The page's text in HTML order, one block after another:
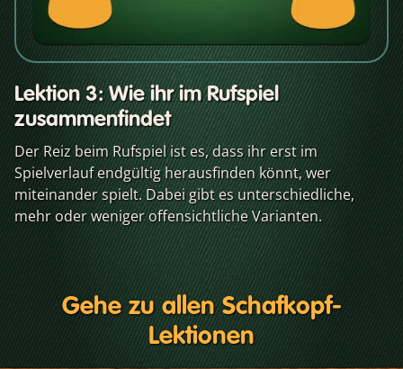
Lektion 3: Wie ihr im Rufspiel
zusammenfindet
Der Reiz beim Rufspiel ist es, dass ihr erst im
Spielverlauf endgültig herausfinden könnt, wer
miteinander spielt. Dabei gibt es unterschiedliche,
mehr oder weniger offensichtliche Varianten.
Gehe zu allen Schafkopf-
Lektionen